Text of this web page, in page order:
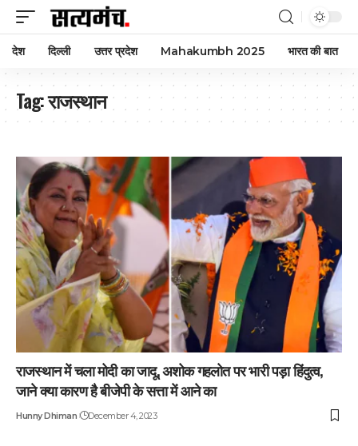
देश दिल्ली उत्तर प्रदेश Mahakumbh 2025 भारत की बात
Tag:राजस्थान
राजस्थान में चला मोदी का जादू, अशोक गहलोत पर भारी पड़ा हिंदुत्व,
जाने क्या कारण है बीजेपी के सत्ता में आने का
Hunny Dhiman December 4, 2023